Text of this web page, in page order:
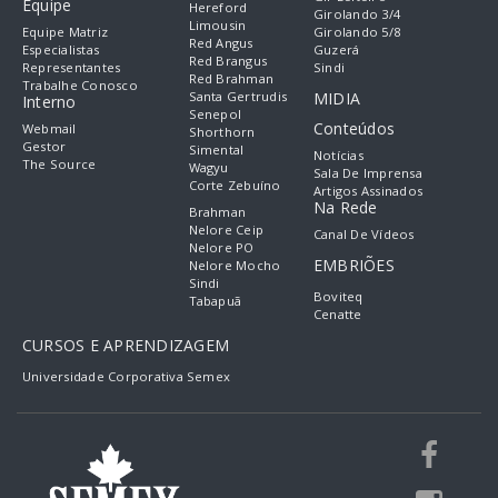
Equipe
Equipe Matriz
Especialistas
Representantes
Trabalhe Conosco
Interno
Webmail
Gestor
The Source
Hereford
Limousin
Red Angus
Red Brangus
Red Brahman
Santa Gertrudis
Senepol
Shorthorn
Simental
Wagyu
Corte Zebuíno
Brahman
Nelore Ceip
Nelore PO
Nelore Mocho
Sindi
Tabapuã
Girolando 3/4
Girolando 5/8
Guzerá
Sindi
MIDIA
Conteúdos
Notícias
Sala De Imprensa
Artigos Assinados
Na Rede
Canal De Vídeos
EMBRIÕES
Boviteq
Cenatte
CURSOS E APRENDIZAGEM
Universidade Corporativa Semex